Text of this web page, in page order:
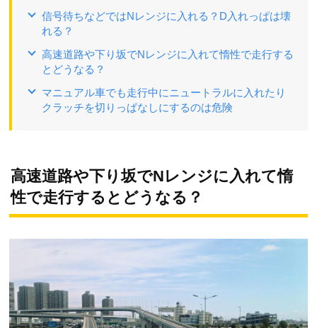
信号待ちなどではNレンジに入れる？D入れっぱは壊
れる？
高速道路や下り坂でNレンジに入れて惰性で走行する
とどうなる？
マニュアル車でも走行中にニュートラルに入れたり
クラッチを切りっぱなしにするのは危険
高速道路や下り坂でNレンジに入れて惰
性で走行するとどうなる？